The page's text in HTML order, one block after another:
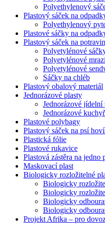
Polyethylenový
Plastový sáček na
Polyethylenový
Plastové sáčky na
Plastový sáček na
Polyetylénové
Polyetylénové
Polyetylénové
Sáčky na chléb
Plastový obalový materiál
Jednorázové plasty
Jednorázové jídelní
Jednorázové
Plastové polybagy
Plastový sáček na psí
Plastická fólie
Plastové rukavice
Plastová zástěra na jedno
Maskovací plast
Biologicky rozložitelné
Biologicky
Biologicky
Biologicky
Biologicky
Projekt Afrika – pro